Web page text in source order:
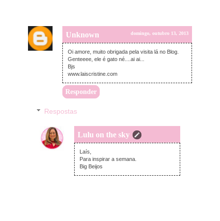
Unknown domingo, outubro 13, 2013
Oi amore, muito obrigada pela visita lá no Blog.
Genteeee, ele é gato né....ai ai...
Bjs
www.laiscristine.com
Responder
Respostas
Lulu on the sky
segunda-feira, outubro 14, 2013
Laís,
Para inspirar a semana.
Big Beijos